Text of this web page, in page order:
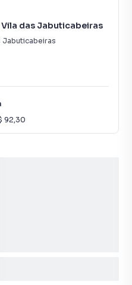
das Jabuticabeiras
Jabuticabeiras
92,30